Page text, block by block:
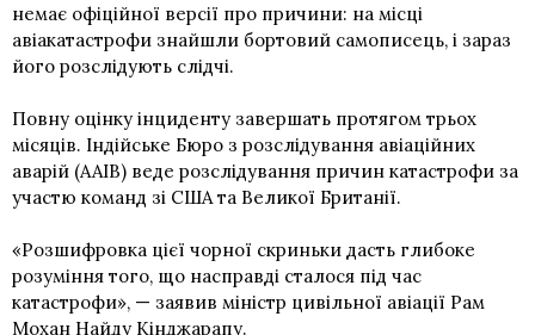
немає офіційної версії про причини: на місці
авіакатастрофи знайшли бортовий самописець, і зараз
його розслідують слідчі.
Повну оцінку інциденту завершать протягом трьох
місяців. Індійське Бюро з розслідування авіаційних
аварій (AAIB) веде розслідування причин катастрофи за
участю команд зі США та Великої Британії.
«Розшифровка цієї чорної скриньки дасть глибоке
розуміння того, що насправді сталося під час
катастрофи», — заявив міністр цивільної авіації Рам
Мохан Найду Кінджарапу.